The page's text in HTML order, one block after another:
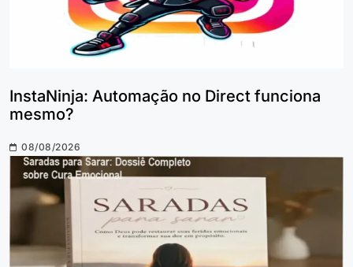
InstaNinja: Automação no Direct funciona
mesmo?
08/08/2026